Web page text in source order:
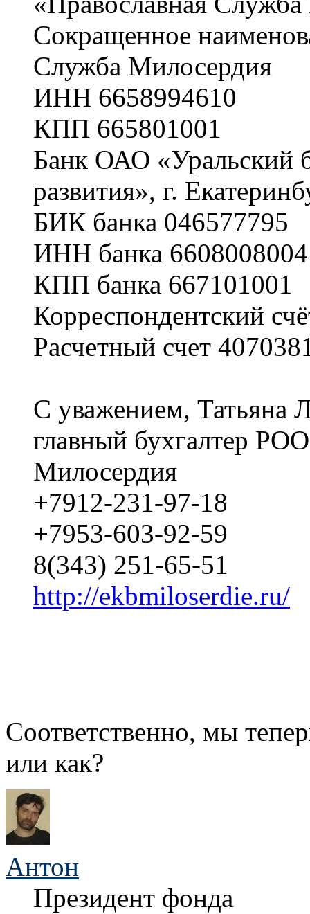
Сокращенное
Служба Милосердия
ИНН 6658994610
КПП 665801001
Банк ОАО «Уральский
развития», г.
БИК банка 046577795
ИНН банка 6608008004
КПП банка 667101001
Корреспондентский
Расчетный счет
С уважением, Татьяна
главный бухгалтер
Милосердия
+7912-231-97-18
+7953-603-92-59
8(343) 251-65-51
http://ekbmiloserdie.ru/
Соответственно, мы
или как?
Антон
Президент фонда